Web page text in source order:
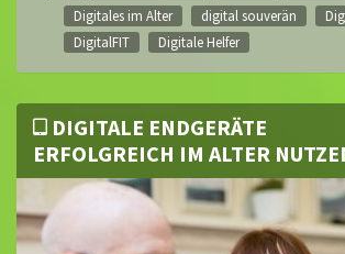
Digitales im Alter
digital souverän
DigitalFIT
Digitale Helfer
DIGITALE ENDGERÄTE
ERFOLGREICH IM ALTER